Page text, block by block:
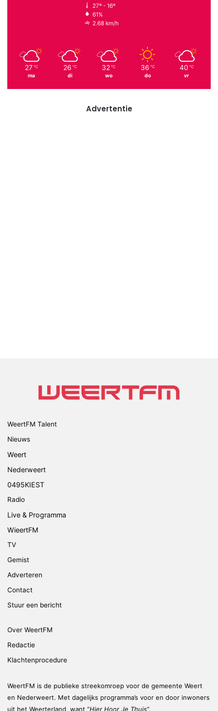
27º - 16º
61%
2.68 km/h
27 ℃
ma
26 ℃
di
32 ℃
wo
36 ℃
do
40 ℃
vr
Advertentie
WeertFM Talent
Nieuws
Weert
Nederweert
0495KIEST
Radio
Live & Programma
WieertFM
TV
Gemist
Adverteren
Contact
Stuur een bericht
Over WeertFM
Redactie
Klachtenprocedure
WeertFM is de publieke streekomroep voor de gemeente Weert
en Nederweert. Met dagelijks programma’s voor en door inwoners
uit het Weerterland, want “Hier Hoor Je Thuis“.